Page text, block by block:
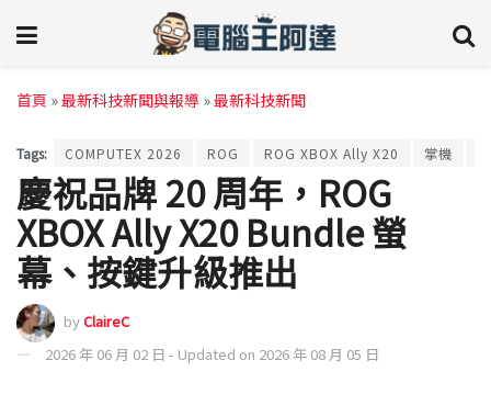
首頁 »最新科技新聞與報導 »最新科技新聞
Tags: COMPUTEX 2026 ROG ROG XBOX Ally X20 掌機
慶祝品牌 20 周年，ROG
XBOX Ally X20 Bundle 螢
幕、按鍵升級推出
byClaireC
2026 年 06 月 02 日 - Updated on 2026 年 08 月 05 日